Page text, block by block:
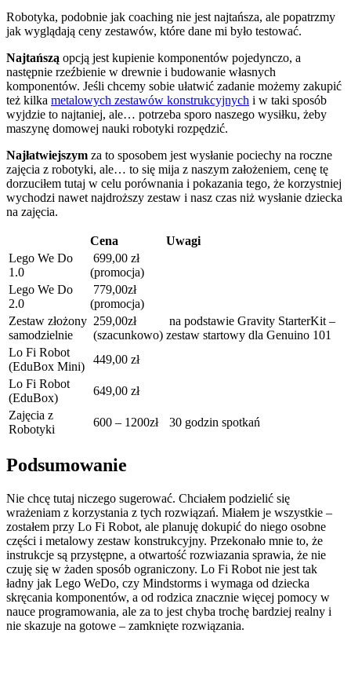
Robotyka, podobnie jak coaching nie jest najtańsza, ale popatrzmy
jak wyglądają ceny zestawów, które dane mi było testować.
Najtańszą opcją jest kupienie komponentów pojedynczo, a
następnie rzeźbienie w drewnie i budowanie własnych
komponentów. Jeśli chcemy sobie ułatwić zadanie możemy zakupić
też kilka metalowych zestawów konstrukcyjnych i w taki sposób
wyjdzie to najtaniej, ale… potrzeba sporo naszego wysiłku, żeby
maszynę domowej nauki robotyki rozpędzić.
Najłatwiejszym za to sposobem jest wysłanie pociechy na roczne
zajęcia z robotyki, ale… to się mija z naszym założeniem, cenę tę
dorzuciłem tutaj w celu porównania i pokazania tego, że korzystniej
wychodzi nawet najdroższy zestaw i nasz czas niż wysłanie dziecka
na zajęcia.
Cena
Uwagi
Lego We Do
1.0
699,00 zł
(promocja)
Lego We Do
2.0
779,00zł
(promocja)
Zestaw złożony
samodzielnie
259,00zł
(szacunkowo)
na podstawie Gravity StarterKit –
zestaw startowy dla Genuino 101
Lo Fi Robot
(EduBox Mini)
449,00 zł
Lo Fi Robot
(EduBox)
649,00 zł
Zajęcia z
Robotyki
600 – 1200zł 30 godzin spotkań
Podsumowanie
Nie chcę tutaj niczego sugerować. Chciałem podzielić się
wrażeniam z korzystania z tych rozwiązań. Miałem je wszystkie –
zostałem przy Lo Fi Robot, ale planuję dokupić do niego osobne
części i metalowy zestaw konstrukcyjny. Przekonało mnie to, że
instrukcje są przystępne, a otwartość rozwiazania sprawia, że nie
czuję się w żaden sposób ograniczony. Lo Fi Robot nie jest tak
ładny jak Lego WeDo, czy Mindstorms i wymaga od dziecka
skręcania komponentów, a od rodzica znacznie więcej pomocy w
nauce programowania, ale za to jest chyba trochę bardziej realny i
nie skazuje na gotowe – zamknięte rozwiązania.